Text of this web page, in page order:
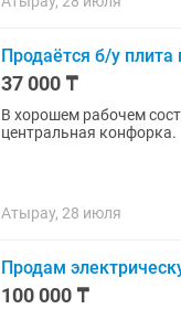
Продаётся б/у
37 000 ₸
В хорошем рабочем
центральная конфорка.
Атырау, 28 июля
Продам
100 000 ₸